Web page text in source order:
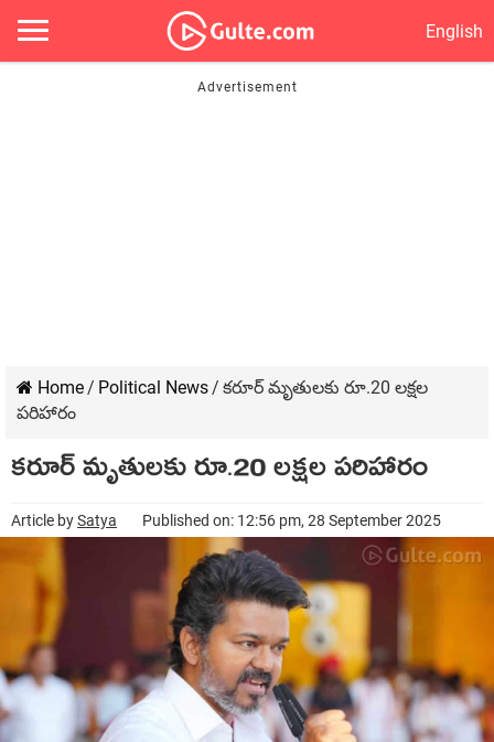
English
Home/ Political News/ కరూర్ మృతులకు రూ.20 లక్షల
పరిహారం
కరూర్ మృతులకు రూ.20 లక్షల పరిహారం
Article bySatya Published on: 12:56 pm, 28 September 2025